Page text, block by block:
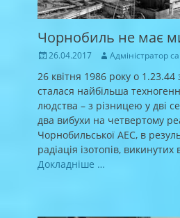
Чорнобиль не має
Posted
26.04.2017 Author
Адміністратор
26 квітня 1986 року о 1.23.44
сталася найбільша
людства – з різницею у дві
два вибухи на четвертому
Чорнобильської АЕС, в
радіація ізотопів, викинутих
Докладніше …